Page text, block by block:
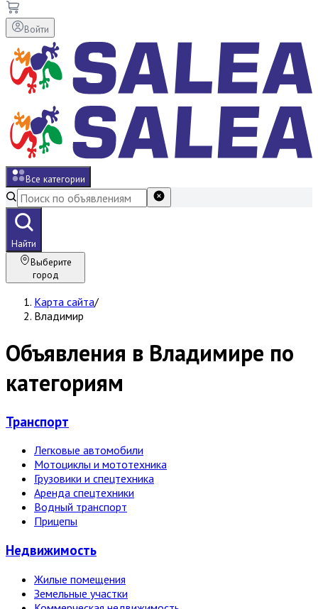
Войти
Все категории
Найти
Выберите
город
Карта сайта/
Владимир
Объявления в Владимире по
категориям
Транспорт
Легковые автомобили
Мотоциклы и мототехника
Грузовики и спецтехника
Аренда спецтехники
Водный транспорт
Прицепы
Недвижи­мость
Жилые помещения
Земельные участки